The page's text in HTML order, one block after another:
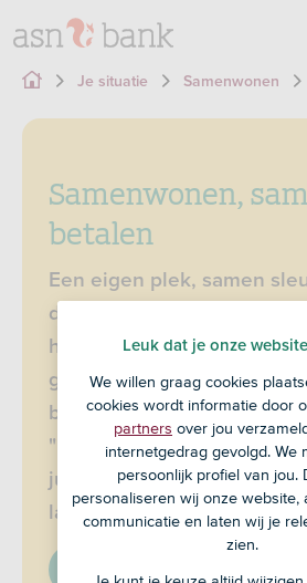
Je situatie Samenwonen
Samenwonen,
betalen
Een eigen plek, samen
deurmat, de eerste
huis. En dan: hoe doen
geld? Met een
betaalrekening voorkom
"betaal jij deze of doe ik
jullie overzicht. Handig
later.
Leuk dat je onze
We willen graag cookies
cookies wordt informatie door
partners over jou
internetgedrag gevolgd. We
persoonlijk profiel van jou.
personaliseren wij onze website,
communicatie en laten wij je
zien.